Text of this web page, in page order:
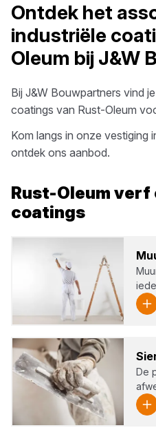
Ontdek het
industriële
Oleum bij J&W
Bij J&W Bouwpartners vind je
coatings van Rust-Oleum
Kom langs in onze vestiging
ontdek ons aanbod.
Rust-Oleum verf
coatings
De